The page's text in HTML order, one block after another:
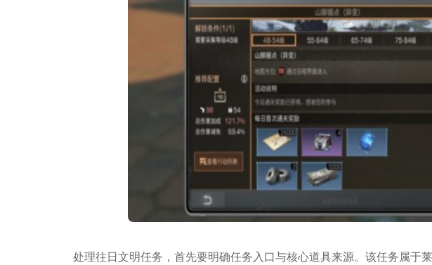
处理往日文明任务，首先要明确任务入口与核心道具来源。该任务属于